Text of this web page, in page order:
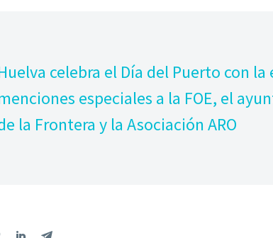
celebra el Día del Puerto con
especiales a la FOE, el
la Frontera y la Asociación ARO